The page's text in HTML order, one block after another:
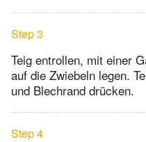
Step 3
Teig entrollen, mit einer
auf die Zwiebeln legen.
und Blechrand drücken.
Step 4